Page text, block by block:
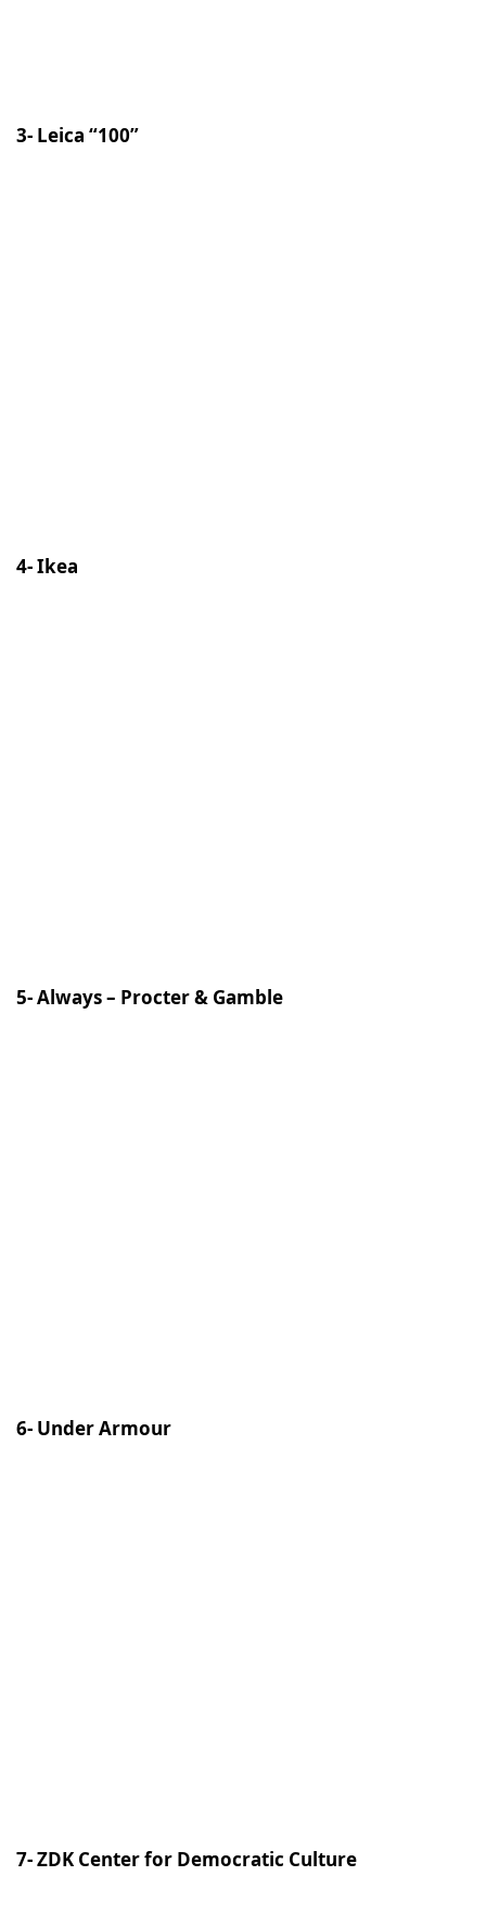
3- Leica “100”
4- Ikea
5- Always – Procter & Gamble
6- Under Armour
7- ZDK Center for Democratic Culture